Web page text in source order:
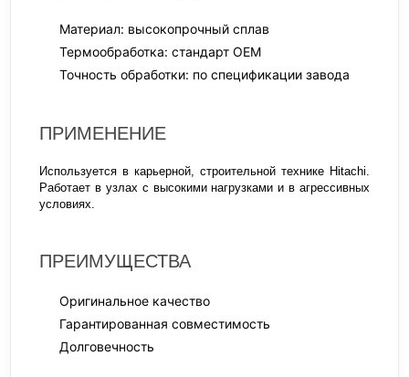
Материал: высокопрочный сплав
Термообработка: стандарт OEM
Точность обработки: по спецификации завода
ПРИМЕНЕНИЕ
Используется в карьерной, строительной технике Hitachi.
Работает в узлах с высокими нагрузками и в агрессивных
условиях.
ПРЕИМУЩЕСТВА
Оригинальное качество
Гарантированная совместимость
Долговечность